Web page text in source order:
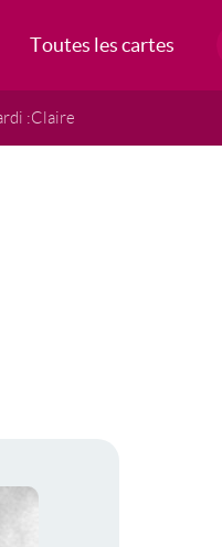
Toutes les cartes
:Claire